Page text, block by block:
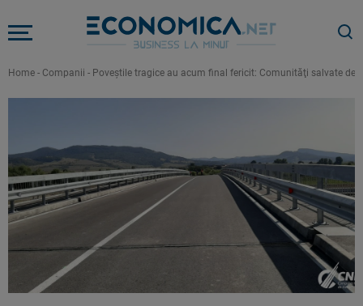
Home - Companii - Poveştile tragice au acum final fericit: Comunităţi salvate